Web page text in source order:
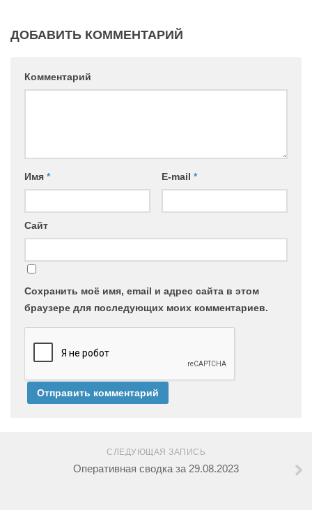
ДОБАВИТЬ КОММЕНТАРИЙ
Комментарий
Имя * E-mail *
Сайт
Сохранить моё имя, email и адрес сайта в этом
браузере для последующих моих комментариев.
СЛЕДУЮЩАЯ ЗАПИСЬ
Оперативная сводка за 29.08.2023